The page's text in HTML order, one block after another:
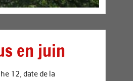
en juin
12, date de la